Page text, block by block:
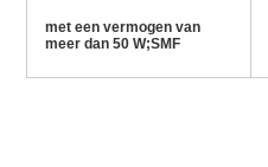
met een vermogen van
meer dan 50 W;SMF